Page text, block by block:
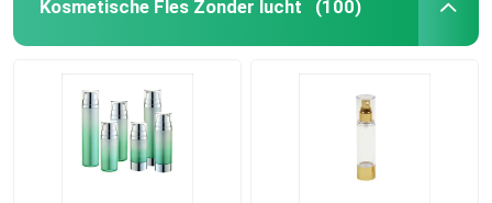
De Pomp van de schuimautomaat
Kosmetische Fles Zonder lucht (100)